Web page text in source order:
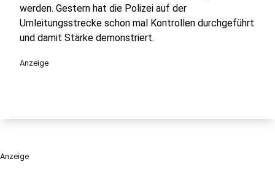
werden. Gestern hat die Polizei auf der
Umleitungsstrecke schon mal Kontrollen durchgeführt
und damit Stärke demonstriert.
Anzeige
Anzeige